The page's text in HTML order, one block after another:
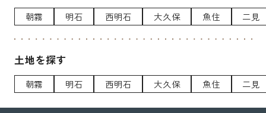
朝霧 明石 西明石 大久保 魚住 二見
土地を探す
朝霧 明石 西明石 大久保 魚住 二見